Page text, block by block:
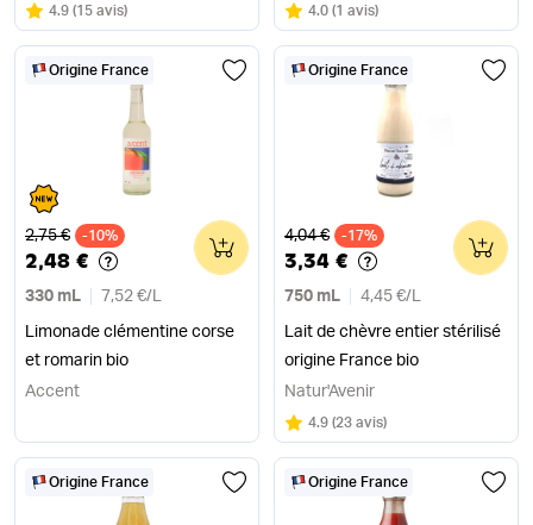
Note
4.9 sur 5
(15 avis) Note
4.0 sur 5
(1 avis)
Origine France
Ancien prix
2,75 € -10%
2,48 €
330 mL 7,52 €/ L
Limonade clémentine corse
et romarin bio
0
Accent
Origine France
Ancien prix
4,04 € -17%
3,34 €
750 mL 4,45 €/ L
Lait de chèvre entier stérilisé
origine France bio
0
Natur'Avenir
Note
4.9 sur 5
(23 avis)
Origine France Origine France